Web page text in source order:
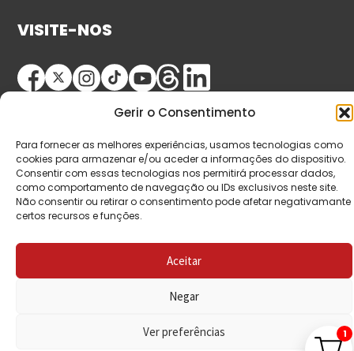
Gerir o Consentimento
Para fornecer as melhores experiências, usamos tecnologias como
cookies para armazenar e/ou aceder a informações do dispositivo.
Consentir com essas tecnologias nos permitirá processar dados,
como comportamento de navegação ou IDs exclusivos neste site.
Não consentir ou retirar o consentimento pode afetar negativamante
certos recursos e funções.
Aceitar
Negar
Ver preferências
VISITE-NOS
© Copyright 2026 Saída de Emergência. Todos os
direitos reservados.
1